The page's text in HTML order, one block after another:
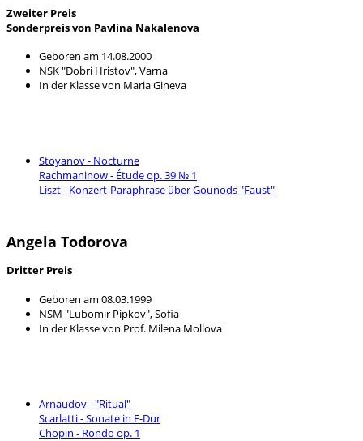
Zweiter Preis
Sonderpreis von Pavlina Nakalenova
Geboren am 14.08.2000
NSK "Dobri Hristov", Varna
In der Klasse von Maria Gineva
Stoyanov - Nocturne
Rachmaninow - Étude op. 39 № 1
Liszt - Konzert-Paraphrase über Gounods "Faust"
Angela Todorova
Dritter Preis
Geboren am 08.03.1999
NSM "Lubomir Pipkov", Sofia
In der Klasse von Prof. Milena Mollova
Arnaudov - "Ritual"
Scarlatti - Sonate in F-Dur
Chopin - Rondo op. 1